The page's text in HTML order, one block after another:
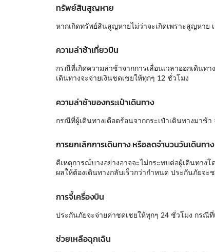
ทรัพย์สินสูญหาย
หากเกิดทรัพย์สินสูญหายไม่ว่าจะเกิดเพราะสูญหาย
ความล่าช้าเที่ยวบิน
กรณีที่เกิดความล่าช้าจากการเลื่อนเวลาออกเดิน
เดินทางจะจ่ายเงินชดเชยให้ทุกๆ 12 ชั่วโมง
ความล่าช้าของกระเป๋าเดินทาง
กรณีที่ผู้เดินทางเดือดร้อนจากกระเป๋าเดินทางมาช้
การยกเลิกการเดินทาง หรือลดจำนวนวันเดินทาง
คืเหตุการณ์บางอย่างอาจจะไม่กระทบต่อผู้เดินทาง
ผลให้ต้องเดินทางกลับเร็วกว่ากำหนด ประกันภัยจ
การจี้เครื่องบิน
ประกันภัยจะจ่ายค่าชดเชยให้ทุกๆ 24 ชั่วโมง กรณี
ช่วยเหลือฉุกเฉิน